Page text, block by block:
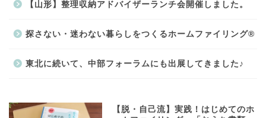
【山形】整理収納アドバイザーランチ会開催しました。
探さない・迷わない暮らしをつくるホームファイリング®
東北に続いて、中部フォーラムにも出展してきました♪
【脱・自己流】実践！はじめてのホ